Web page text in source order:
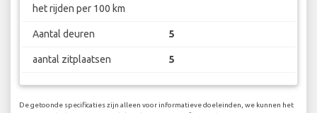
het rijden per 100 km
Aantal deuren 5
aantal zitplaatsen 5
De getoonde specificaties zijn alleen voor informatieve doeleinden, we kunnen het